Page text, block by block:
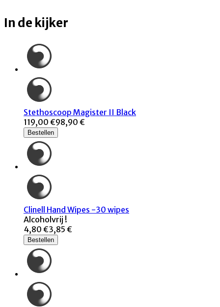
In de kijker
Stethoscoop Magister II Black
119,00 €98,90 €
Bestellen
Clinell Hand Wipes -30 wipes
Alcoholvrij !
4,80 €3,85 €
Bestellen